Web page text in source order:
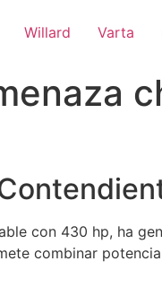
Willard Varta
con 430 hp, ha
combinar